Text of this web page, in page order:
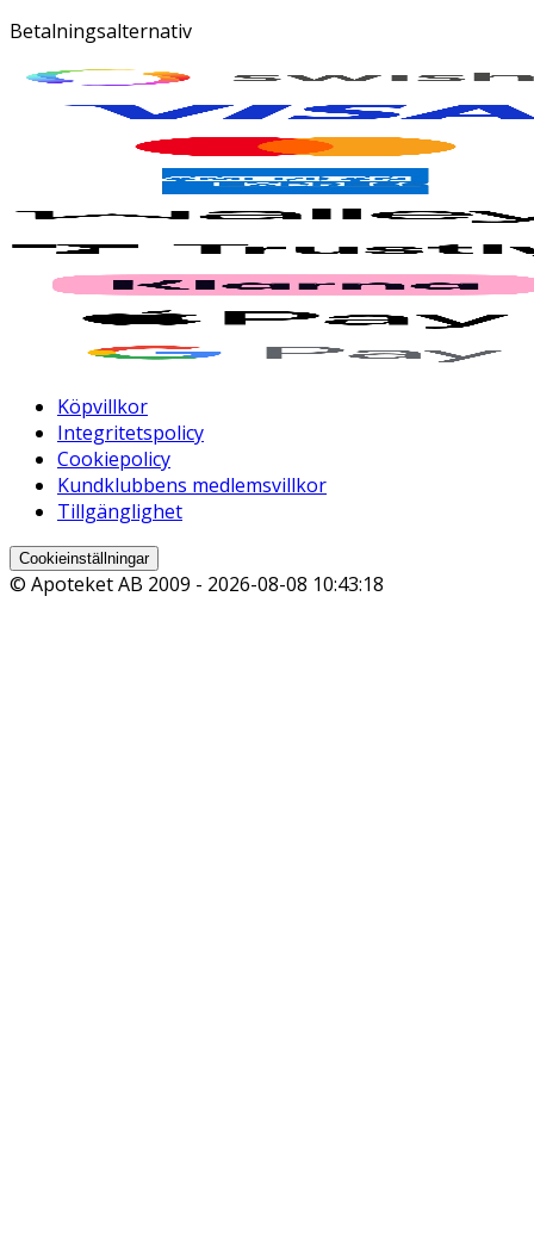
Betalningsalternativ
Köpvillkor
Integritetspolicy
Cookiepolicy
Kundklubbens medlemsvillkor
Tillgänglighet
Cookieinställningar
© Apoteket AB 2009 - 2026-08-08 10:43:18